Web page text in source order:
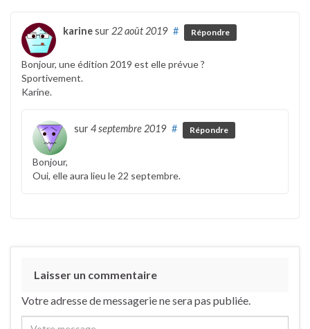
karinesur 22 août 2019 # Répondre
Bonjour, une édition 2019 est elle prévue ?
Sportivement.
Karine.
sur 4 septembre 2019 # Répondre
Bonjour,
Oui, elle aura lieu le 22 septembre.
Laisser un commentaire
Votre adresse de messagerie ne sera pas publiée.